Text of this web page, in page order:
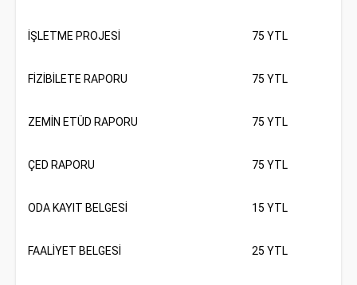
İŞLETME PROJESİ 75 YTL
FİZİBİLETE RAPORU 75 YTL
ZEMİN ETÜD RAPORU 75 YTL
ÇED RAPORU 75 YTL
ODA KAYIT BELGESİ 15 YTL
FAALİYET BELGESİ 25 YTL